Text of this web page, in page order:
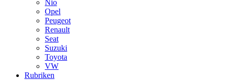
Nio
Opel
Peugeot
Renault
Seat
Suzuki
Toyota
VW
Rubriken